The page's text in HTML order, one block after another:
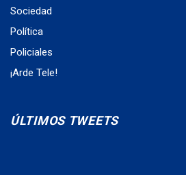
Sociedad
Política
Policiales
¡Arde Tele!
ÚLTIMOS TWEETS